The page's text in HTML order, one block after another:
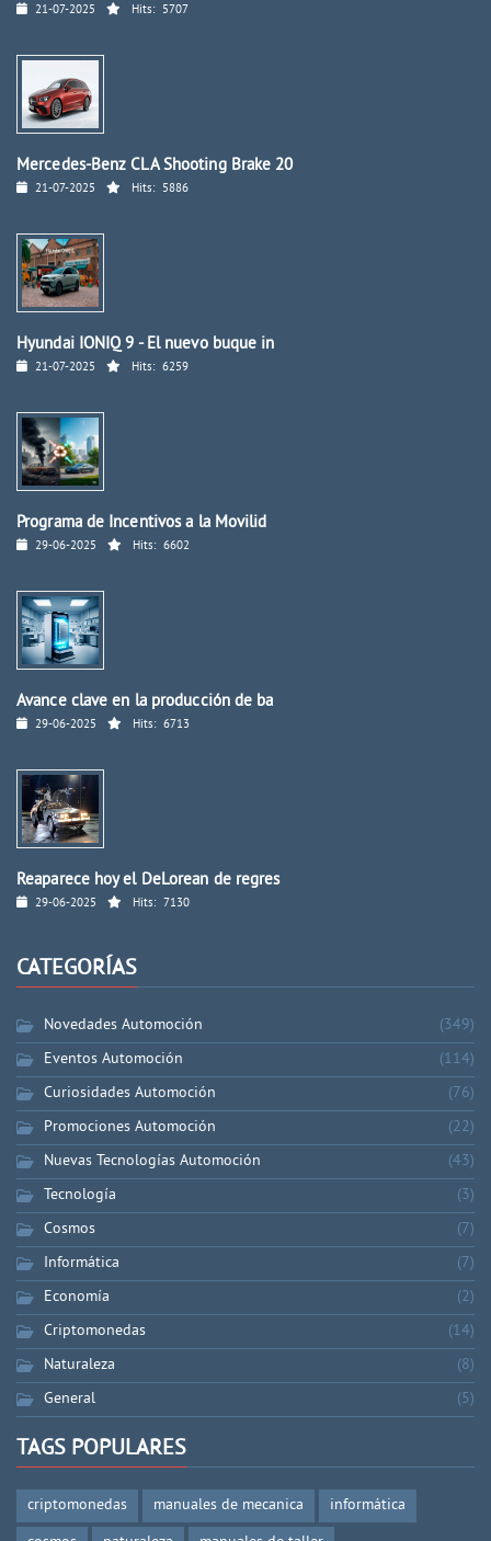
21-07-2025 Hits: 5707
Mercedes-Benz CLA Shooting Brake 20
21-07-2025 Hits: 5886
Hyundai IONIQ 9 - El nuevo buque in
21-07-2025 Hits: 6259
Programa de Incentivos a la Movilid
29-06-2025 Hits: 6602
Avance clave en la producción de ba
29-06-2025 Hits: 6713
Reaparece hoy el DeLorean de regres
29-06-2025 Hits: 7130
CATEGORÍAS
Novedades Automoción
(349)
Eventos Automoción
(114)
Curiosidades Automoción
(76)
Promociones Automoción
(22)
Nuevas Tecnologías Automoción
(43)
Tecnología
(3)
Cosmos
(7)
Informática
(7)
Economía
(2)
Criptomonedas
(14)
Naturaleza
(8)
General
(5)
TAGS POPULARES
criptomonedas manuales de mecanica
informática